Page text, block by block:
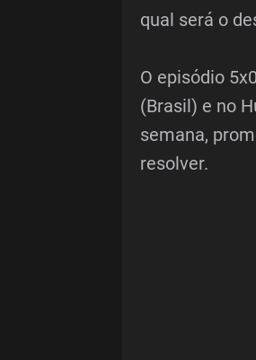
qual será o
O episódio
(Brasil) e no
semana,
resolver.